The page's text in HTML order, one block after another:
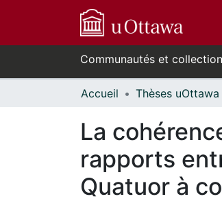
Communautés et
Accueil
La
rapports
Quatuor à